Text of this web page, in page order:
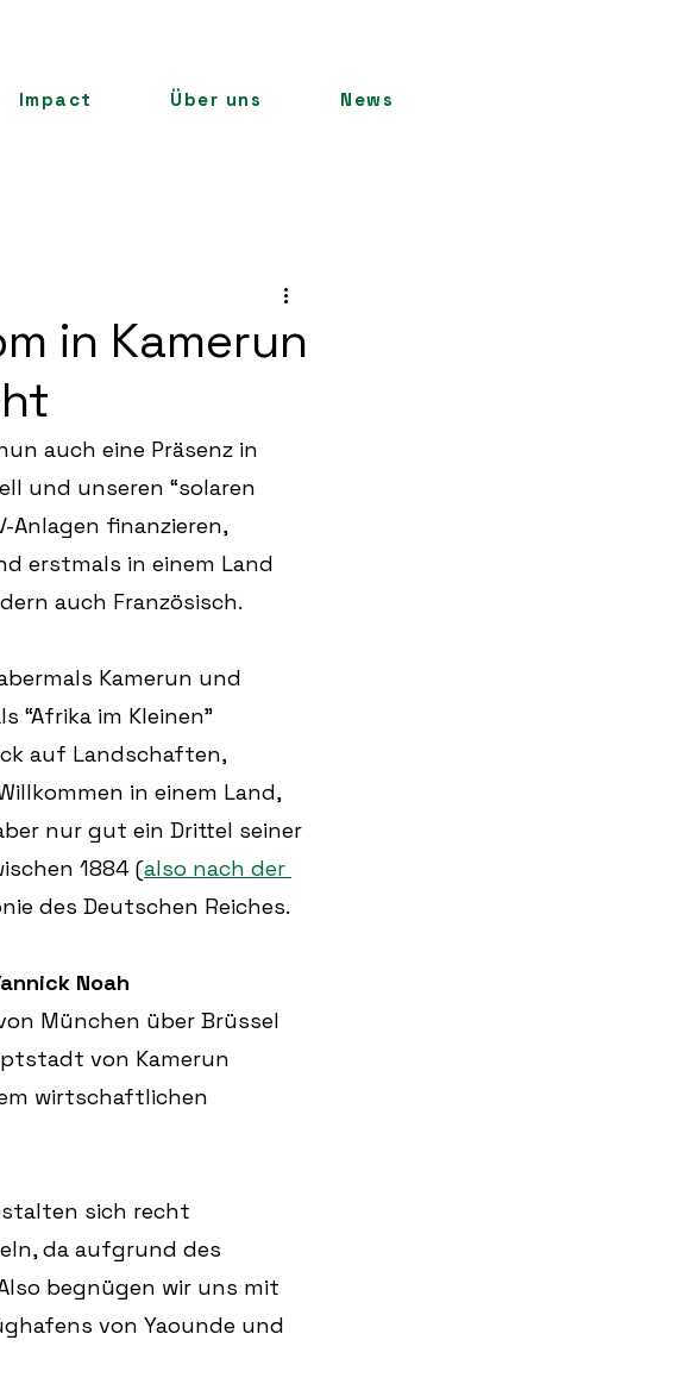
Impact Über uns News
in Kamerun
auch eine Präsenz in
und unseren “solaren
Anlagen finanzieren,
erstmals in einem Land
auch Französisch.
Kamerun und
“Afrika im Kleinen”
auf Landschaften,
in einem Land,
nur gut ein Drittel seiner
1884 (also nach der
des Deutschen Reiches.
Noah
München über Brüssel
von Kamerun
wirtschaftlichen
sich recht
da aufgrund des
begnügen wir uns mit
von Yaounde und